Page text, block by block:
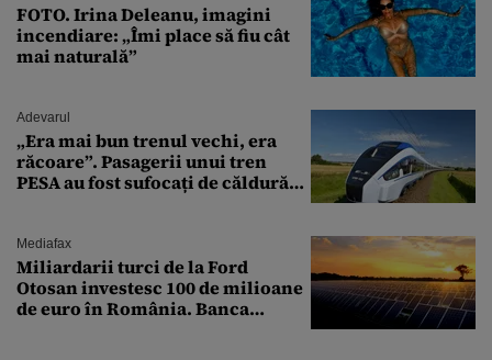
FOTO. Irina Deleanu, imagini
incendiare: „Îmi place să fiu cât
mai naturală”
Adevarul
„Era mai bun trenul vechi, era
răcoare”. Pasagerii unui tren
PESA au fost sufocați de căldură
Mediafax
Miliardarii turci de la Ford
Otosan investesc 100 de milioane
de euro în România. Banca